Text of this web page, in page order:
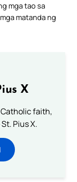
mga tao sa
matanda ng
X
faith,
Pius X.